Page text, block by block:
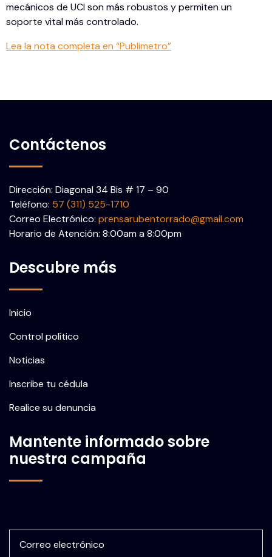
mecánicos de UCI son más robustos y permiten un
soporte vital más controlado.
Lea la nota completa en “Publimetro”
Contáctenos
Dirección: Diagonal 34 Bis # 17 – 90
Teléfono: 57 (311) 525-1710
Correo Electrónico: prensarubentorrado@gmail.com
Horario de Atención: 8:00am a 8:00pm
Descubre más
Inicio
Control político
Noticias
Inscribe tu cédula
Realice su denuncia
Mantente informado sobre
nuestra campaña